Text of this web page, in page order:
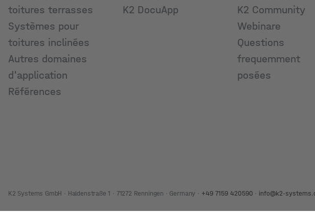
toitures terrasses
Systèmes pour
toitures inclinées
Autres domaines
d'application
Références
K2 DocuApp
K2 Community
Webinare
Questions
frequemment
posées
K2 Systems GmbH · Haldenstraße 1 · 71272 Renningen · Germany · +49 7159 420590 · info@k2-